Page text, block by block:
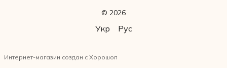
© 2026
Укр Рус
Интернет-магазин создан с Хорошоп